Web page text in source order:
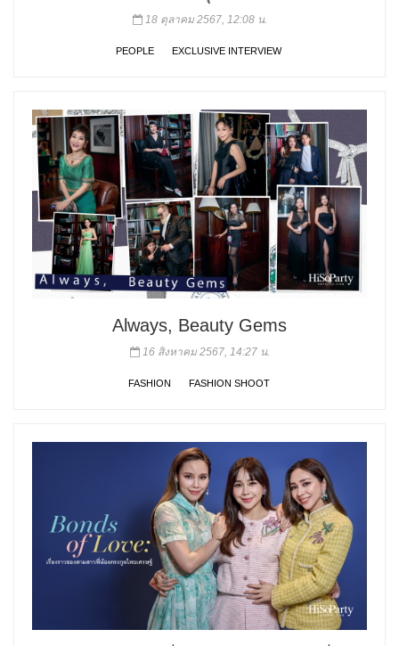
18 ตุลาคม 2567, 12:08 น.
PEOPLE EXCLUSIVE INTERVIEW
Always, Beauty Gems
16 สิงหาคม 2567, 14:27 น.
FASHION FASHION SHOOT